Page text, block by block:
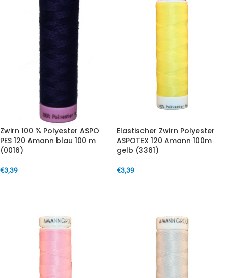
Zwirn 100 % Polyester ASPO
PES 120 Amann blau 100 m
(0016)
€3,39
Elastischer Zwirn Polyester
ASPOTEX 120 Amann 100m
gelb (3361)
€3,39